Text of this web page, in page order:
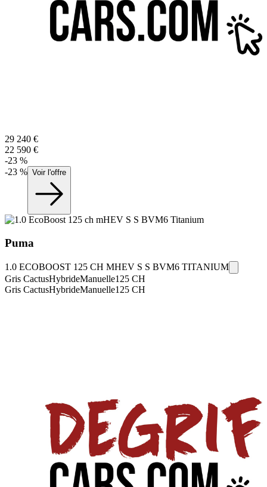
29 240 €
22 590 €
-23 %
-23 % Voir l'offre
Puma
1.0 ECOBOOST 125 CH MHEV S S BVM6 TITANIUM
Gris CactusHybrideManuelle125 CH
Gris CactusHybrideManuelle125 CH